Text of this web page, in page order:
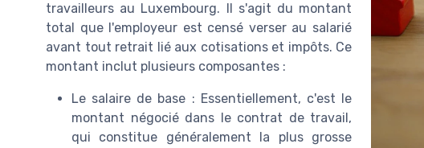
travailleurs au Luxembourg. Il s'agit du montant
total que l'employeur est censé verser au salarié
avant tout retrait lié aux cotisations et impôts. Ce
montant inclut plusieurs composantes :
Le salaire de base : Essentiellement, c'est le
montant négocié dans le contrat de travail,
qui constitue généralement la plus grosse